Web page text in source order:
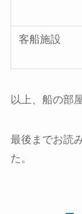
客船施設
以上、船の部
最後までお読
た。